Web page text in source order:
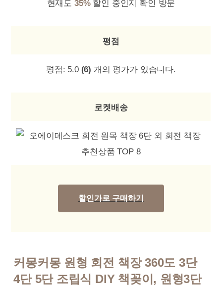
현재도 35%할인 중인지 확인 방문
평점
평점: 5.0 (6) 개의 평가가 있습니다.
로켓배송
할인가로 구매하기
커몽커몽 원형 회전 책장 360도 3단
4단 5단 조립식 DIY 책꽂이, 원형3단